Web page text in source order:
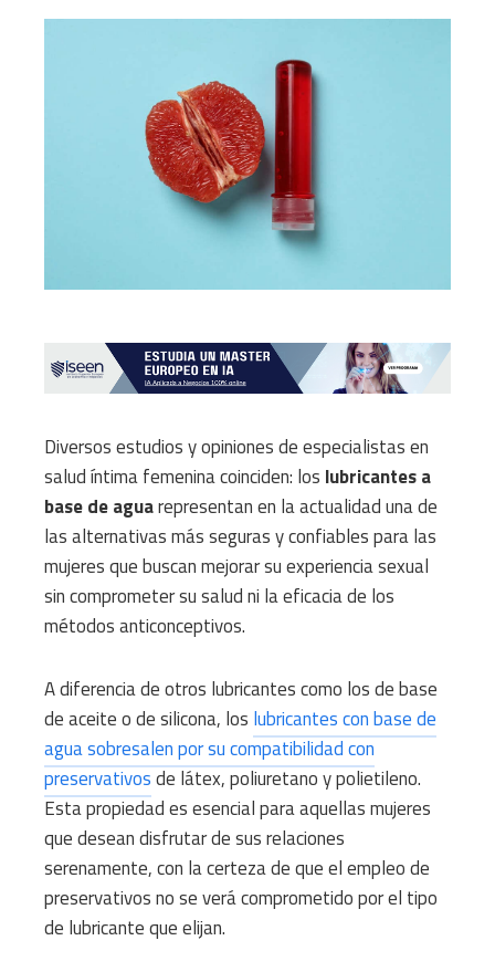
Diversos estudios y opiniones de especialistas en
salud íntima femenina coinciden: los lubricantes a
base de aguarepresentan en la actualidad una de
las alternativas más seguras y confiables para las
mujeres que buscan mejorar su experiencia sexual
sin comprometer su salud ni la eficacia de los
métodos anticonceptivos.
A diferencia de otros lubricantes como los de base
de aceite o de silicona, los lubricantes con base de
agua sobresalen por su compatibilidad con
preservativosde látex, poliuretano y polietileno.
Esta propiedad es esencial para aquellas mujeres
que desean disfrutar de sus relaciones
serenamente, con la certeza de que el empleo de
preservativos no se verá comprometido por el tipo
de lubricante que elijan.